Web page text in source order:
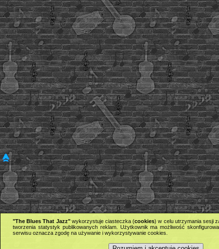
"The Blues That Jazz"wykorzystuje ciasteczka (cookies) w celu utrzymania sesji
tworzenia statystyk publikowanych reklam. Użytkownik ma możliwość
serwisu oznacza zgodę na używanie i wykorzystywanie cookies.